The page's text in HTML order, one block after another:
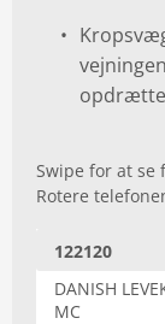
Swipe for at se
Rotere
122120
DANISH
MC